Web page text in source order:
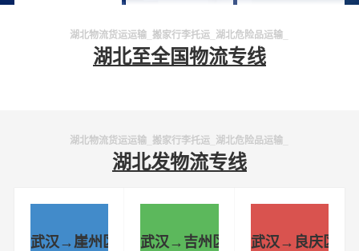
湖北物流货运运输_搬家行李托运_湖北危险品运输_
湖北至全国物流专线
湖北物流货运运输_搬家行李托运_湖北危险品运输_
湖北发物流专线
武汉→崖州区 武汉→吉州区 武汉→良庆区